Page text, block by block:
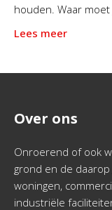
houden. Waar
Lees meer
Over ons
Onroerend of ook
grond en de
woningen,
industriële